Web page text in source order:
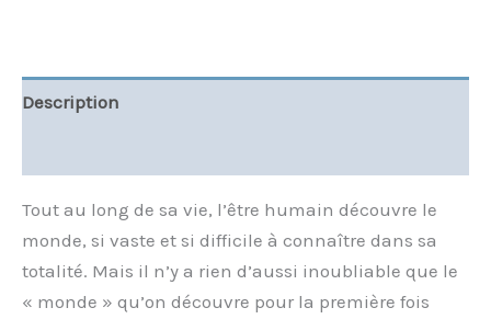
Description
Tout au long de sa vie, l’être humain découvre le
monde, si vaste et si difficile à connaître dans sa
totalité. Mais il n’y a rien d’aussi inoubliable que le
« monde » qu’on découvre pour la première fois